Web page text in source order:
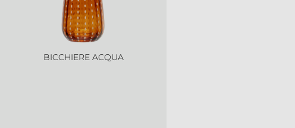
BICCHIERE ACQUA